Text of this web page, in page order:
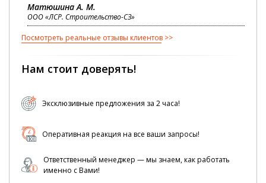
Матюшина А. М.
ООО «ЛСР. Строительство-СЗ»
Посмотреть реальные отзывы клиентов
Нам стоит доверять!
Эксклюзивные предложения за 2 часа!
Оперативная реакция на все ваши запросы!
Ответственный менеджер — мы знаем, как работать
именно с Вами!